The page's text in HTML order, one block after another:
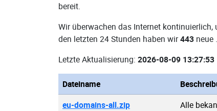
bereit.
Wir überwachen das Internet kontinuierlich,
den letzten 24 Stunden haben wir443 neue
Letzte Aktualisierung: 2026-08-09 13:27:53
Dateiname
eu-domains-all.zip Alle